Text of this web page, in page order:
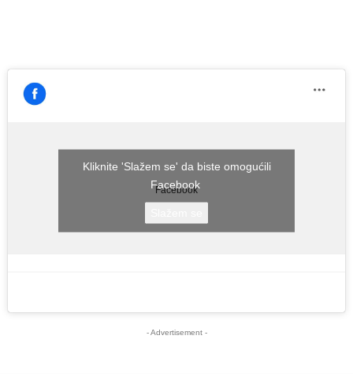
Facebook
Kliknite 'Slažem se' da biste omogućili
Facebook
- Advertisement -